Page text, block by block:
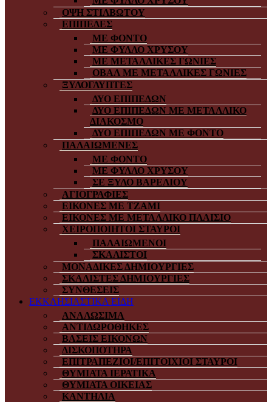
ΟΨΗ ΣΤΙΛΒΩΤΟΥ
ΕΠΙΠΕΔΕΣ
ΜΕ ΦΟΝΤΟ
ΜΕ ΦΥΛΛΟ ΧΡΥΣΟΥ
ΜΕ ΜΕΤΑΛΛΙΚΕΣ ΓΩΝΙΕΣ
ΟΒΑΛ ΜΕ ΜΕΤΑΛΛΙΚΕΣ ΓΩΝΙΕΣ
ΞΥΛΟΓΛΥΠΤΕΣ
ΔΥΟ ΕΠΙΠΕΔΩΝ
ΔΥΟ ΕΠΙΠΕΔΩΝ ΜΕ ΜΕΤΑΛΛΙΚΟ
ΔΙΑΚΟΣΜΟ
ΔΥΟ ΕΠΙΠΕΔΩΝ ΜΕ ΦΟΝΤΟ
ΠΑΛΑΙΩΜΕΝΕΣ
ΜΕ ΦΟΝΤΟ
ΜΕ ΦΥΛΛΟ ΧΡΥΣΟΥ
ΣΕ ΞΥΛΟ ΒΑΡΕΛΙΟΥ
ΑΓΙΟΓΡΑΦΙΕΣ
ΕΙΚΟΝΕΣ ΜΕ ΤΖΑΜΙ
ΕΙΚΟΝΕΣ ΜΕ ΜΕΤΑΛΛΙΚΟ ΠΛΑΙΣΙΟ
ΧΕΙΡΟΠΟΙΗΤΟΙ ΣΤΑΥΡΟΙ
ΠΑΛΑΙΩΜΕΝΟΙ
ΣΚΑΛΙΣΤΟΙ
ΜΟΝΑΔΙΚΕΣ ΔΗΜΙΟΥΡΓΙΕΣ
ΣΚΑΛΙΣΤΕΣ ΔΗΜΙΟΥΡΓΙΕΣ
ΣΥΝΘΕΣΕΙΣ
ΕΚΚΛΗΣΙΑΣΤΙΚΑ ΕΙΔΗ
ΑΝΑΛΩΣΙΜΑ
ΑΝΤΙΔΩΡΟΘΗΚΕΣ
ΒΑΣΕΙΣ ΕΙΚΟΝΩΝ
ΔΙΣΚΟΠΟΤΗΡΑ
ΕΠΙΤΡΑΠΕΖΙΟΙ/ΕΠΙΤΟΙΧΙΟΙ ΣΤΑΥΡΟΙ
ΘΥΜΙΑΤΑ ΙΕΡΑΤΙΚΑ
ΘΥΜΙΑΤΑ ΟΙΚΕΙΑΣ
ΚΑΝΤΗΛΙΑ